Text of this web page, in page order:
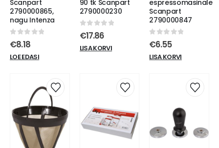
Scanpart
2790000865,
nagu Intenza
0out of 5
€8.18
LOE EDASI
90 tk Scanpart
2790000230
0out of 5
€17.86
LISA KORVI
espressomasinale
Scanpart
2790000847
0out of 5
€6.55
LISA KORVI